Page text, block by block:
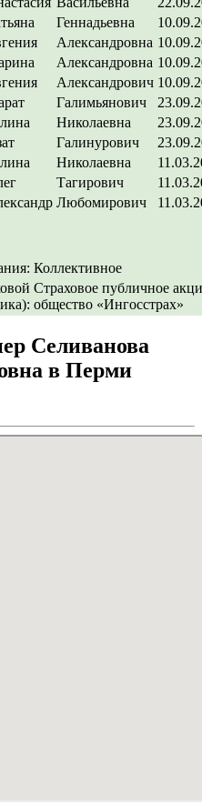
Геннадьевна
Александровна
Александровна
Александрович
Галимьянович
Николаевна
Галинурович
Николаевна
Тагирович
Любомирович
Коллективное
Страховое публичное
общество «Ингосстрах»
Селиванова
в Перми